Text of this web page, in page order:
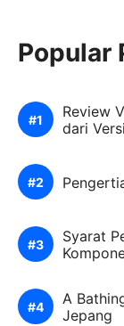
Popular
Review
dari
Syarat
A
Jepang